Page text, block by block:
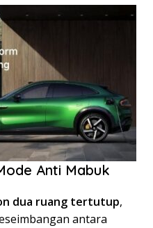
Anti Mabuk
dua ruang tertutup,
antara